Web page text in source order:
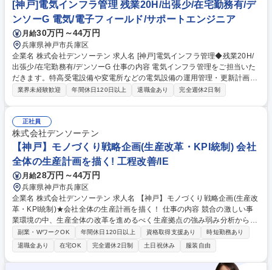
【千葉/ホビーラジコン・産業用サーボモータ/品質保証】業界トップ/年休
125日
[神戸]電気インフラ管理 残業20H/出張少/在宅勤務有/デ
ンソーG 電気/電子フィールド/サポートエンジニア
月給30万円～44万円
兵庫県神戸市兵庫区
企業名 株式会社デンソーテン 求人名 [神戸]電気インフラ管理◆残業20H/
出張少/在宅勤務有/デンソーG 仕事の内容 電気インフラ管理をご担当いた
だきます。特高受電設備や変電所などの電気設備の運用管理・更新計画の
立案から、外注工事の監理まで一貫して携わり、事業の安定稼働を支える
インフラ中期企画（新築・増築・レイアウト等の電気インフラ計画立案、
電気主任技術者としての運用管理） ●電気インフラ更新管理（本社の特高
受電設備、変電所、EV等の更新管理と、グループ会社の施設管理統制） ●
電気外注工事監理 （依頼部門調整、提案仕様設計、図面作成、業者選定、
発注業務、工事監理） 募集職種 [神戸]電気インフラ管理◆残業20H/出張
少/在宅勤務有/デンソーG
業界未経験歓迎 年間休日120日以上 退職金あり 完全週休2日制
正社員
株式会社デンソーテン
【神戸】モノづくり戦略企画(生産改革・KPI統制) 会社
全体の生産計画を描く! 工程改善/IE
月給28万円～44万円
兵庫県神戸市兵庫区
企業名 株式会社デンソーテン 求人名 【神戸】モノづくり戦略企画(生産改
革・KPI統制)★会社全体の生産計画を描く！ 仕事の内容 競合の激しい事
業環境の中、生産全体の改革を進めるべく生産拠点の強み弱み分析から将
来像の具体化、戦略企画・実行までを一貫して担い、標準化・KPI統制・
人材育成を軸に製造基盤強化を推進頂きます。 【課内の業務詳細】■各生
産拠点の強み弱み分析および目指す姿の具体化■将来像実現に向けた戦略
の立案・ロードマップ策定■事業本部/生産拠点と連携した施策推進・進捗
副業・WワークOK 年間休日120日以上 資格取得支援あり
時短勤務あり
退職金あり
在宅OK 完全週休2日制 土日祝休み 服装自由